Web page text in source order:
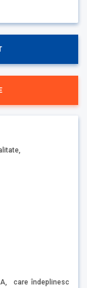
care îndeplinesc